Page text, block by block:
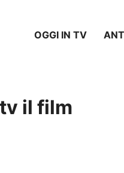
OGGI IN TV
il film